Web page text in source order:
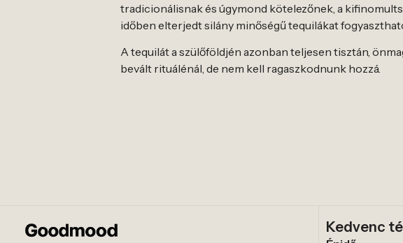
tradicionálisnak és úgymond kötelezőnek, a
időben elterjedt silány minőségű tequilákat
A tequilát a szülőföldjén azonban teljesen tisztán,
bevált rituálénál, de nem kell ragaszkodnunk hozzá.
Kedvenc